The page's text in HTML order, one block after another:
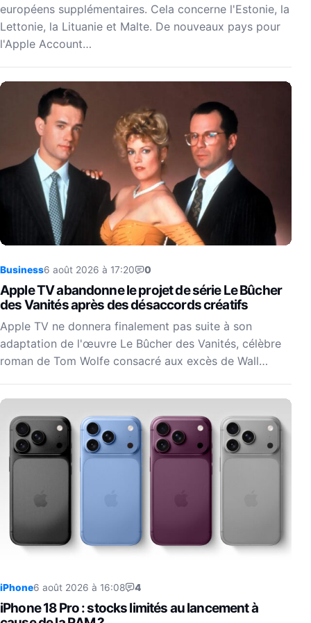
européens supplémentaires. Cela concerne l'Estonie, la
Lettonie, la Lituanie et Malte. De nouveaux pays pour
l'Apple Account…
Business6 août 2026 à 17:20 0
Apple TV abandonne le projet de série Le Bûcher
des Vanités après des désaccords créatifs
Apple TV ne donnera finalement pas suite à son
adaptation de l'œuvre Le Bûcher des Vanités, célèbre
roman de Tom Wolfe consacré aux excès de Wall…
iPhone6 août 2026 à 16:08 4
iPhone 18 Pro : stocks limités au lancement à